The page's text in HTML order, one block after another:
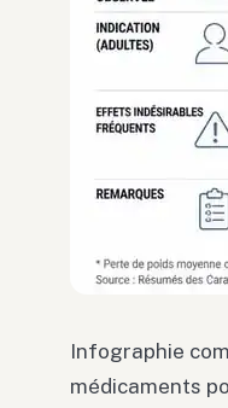
Infographie
médicaments